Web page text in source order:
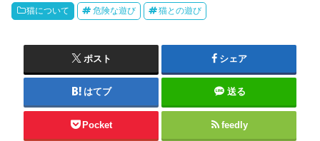
猫について 危険な遊び 猫との遊び
ポスト シェア
はてブ 送る
Pocket feedly